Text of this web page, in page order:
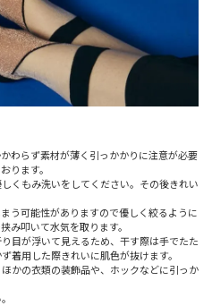
わらず素材が薄く引っかかりに注意が必要
ります。
くもみ洗いをしてください。その後きれい
う可能性がありますので優しく絞るように
み叩いて水気を取ります。
目が浮いて見えるため、干す際は手でたた
着用した際きれいに肌色が抜けます。
かの衣類の装飾品や、ホックなどに引っか